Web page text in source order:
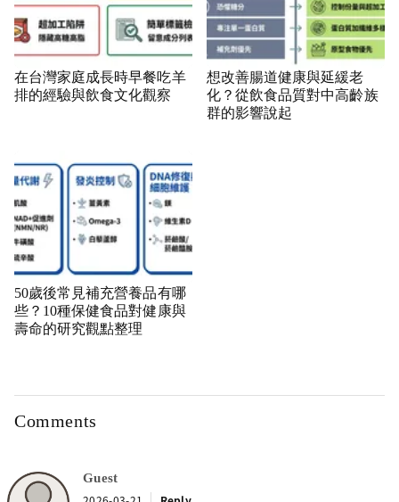
在台灣家庭成長時早餐吃羊
排的經驗與飲食文化觀察
想改善腸道健康與延緩老
化？從飲食品質對中高齡族
群的影響說起
50歲後常見補充營養品有哪
些？10種保健食品對健康與
壽命的研究觀點整理
Comments
Guest